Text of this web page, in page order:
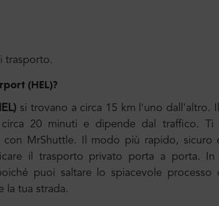
trasporto.
(HEL)?
si trovano a circa 15 km l'uno dall'altro.
20 minuti e dipende dal traffico. Ti
con MrShuttle. Il modo più rapido, sicuro
il trasporto privato porta a porta. In
puoi saltare lo spiacevole
la tua strada.